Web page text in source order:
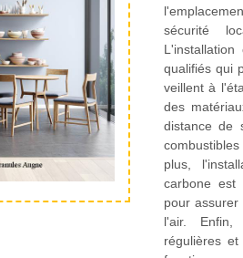
sécurité
qualifiés qui
veillent à
des
distance de
plus,
carbone est
pour
l'air. Enfin,
régulières